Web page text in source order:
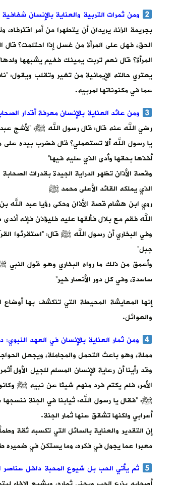
ومن ثمرات التربية والعناية بالإنسان
بجريمة الزنا، يريدان أن يتطهرا من أمر
الحق، فهل على المرأة من غسل إذا احتلمت؟
المرأة؟ قال نعم تربت يمينك ففيم يشبهها
يعتري حالته الإيمانية من تغير وتقلب
عما في مكنوناتها لمربيه.
ومن عائد العناية بالإنسان معرفة أقدار
رضي الله عنه قال: قال رسول الله ﷺ: “لأشج عبد
يا رسول الله ألا تستعملي؟ قال فضرب بيده على
أخذها بحقها وأدى الذي عليه فيها”
وقصة الأذان تظهر الدراية الجيدة بقدرات
الذي يملكه القائد الأعلى محمد ﷺ
روي ابن هشام قصة الأذان وحكى رؤيا عبد الله
الله فقم مع بلال فألقها عليه فليؤذن فإنه
وفي البخاري أن رسول الله ﷺ قال: “استقرئوا
جبل”
وأعمق من ذلك ما رواه البخاري وهو قول النبي
ساعدة، وفي كل دور الأنصار خير”
إنها المعايشة المحيطة التي تنكشف بها أوضاع
والعوائل.
ومن ثمار العناية بالإنسان في العهد
مملة، وهو باعث التحمل والمجاملة، ويجعل
وقد رأينا أن رعاية الإنسان المسلم للجيل
الأمر، فلم يكتم فرد منهم شيئا عن نبيه ﷺ
ﷺ: “فقال يا رسول الله: ثيابنا في الجنة
أعرابي ولكنها تشقق عنها ثمار الجنة.
إن التقدير والعناية بالسائل التي تكسبه ثقة
معبرا عما يجول في فكره، وما يستكن في ضميره
ثم يأتي الحب بل شيوع المحبة داخل عناصر